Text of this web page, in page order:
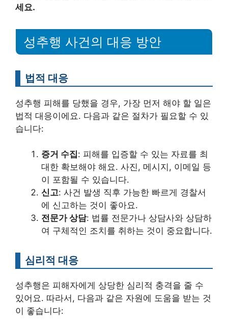
세요.
성추행 사건의 대응 방안
법적 대응
성추행 피해를 당했을 경우, 가장 먼저 해야 할 일은
법적 대응이에요. 다음과 같은 절차가 필요할 수 있
습니다:
증거 수집: 피해를 입증할 수 있는 자료를 최
대한 확보해야 해요. 사진, 메시지, 이메일 등
이 포함될 수 있습니다.
신고: 사건 발생 직후 가능한 빠르게 경찰서
에 신고하는 것이 좋아요.
전문가 상담: 법률 전문가나 상담사와 상담하
여 구체적인 조치를 취하는 것이 중요합니다.
심리적 대응
성추행은 피해자에게 상당한 심리적 충격을 줄 수
있어요. 따라서, 다음과 같은 자원에 도움을 받는 것
이 좋습니다: